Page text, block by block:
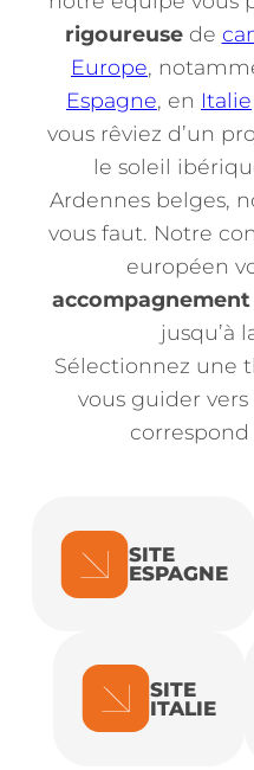
rigoureusede
Europe,
Espagne, en Italie
vous rêviez d’un
le soleil
Ardennes belges,
vous faut. Notre
européen
jusqu’à
Sélectionnez une
vous guider
SITE
ESPAGNE
SITE
ITALIE